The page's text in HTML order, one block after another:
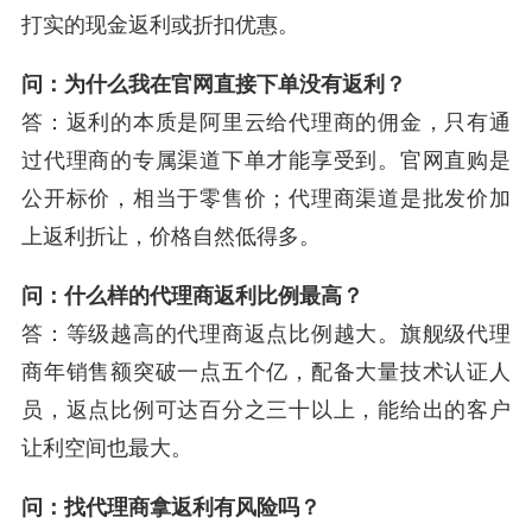
打实的现金返利或折扣优惠。
问：为什么我在官网直接下单没有返利？
答：返利的本质是阿里云给代理商的佣金，只有通
过代理商的专属渠道下单才能享受到。官网直购是
公开标价，相当于零售价；代理商渠道是批发价加
上返利折让，价格自然低得多。
问：什么样的代理商返利比例最高？
答：等级越高的代理商返点比例越大。旗舰级代理
商年销售额突破一点五个亿，配备大量技术认证人
员，返点比例可达百分之三十以上，能给出的客户
让利空间也最大。
问：找代理商拿返利有风险吗？